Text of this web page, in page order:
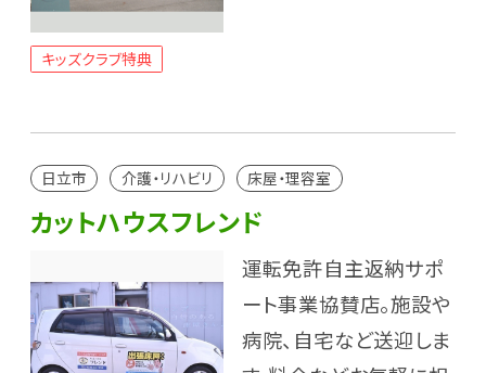
キッズクラブ特典
日立市 介護・リハビリ 床屋・理容室
カットハウスフレンド
運転免許自主返納サポ
ート事業協賛店。施設や
病院、自宅など送迎しま